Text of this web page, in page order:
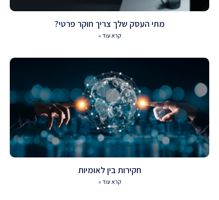
מתי העסק שלך צריך חוקר פרטי?
קרא עוד »
חקירות בין לאומיות
קרא עוד »